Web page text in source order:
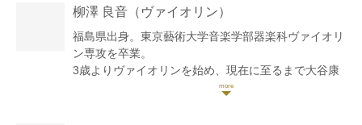
柳澤 良音 （ヴァイオリン）
福島県出身。東京藝術大学音楽学部器楽科ヴァイオリ
ン専攻を卒業。
3歳よりヴァイオリンを始め、現在に至るまで大谷康
子、廣岡克隆、草野美香各師に師事。主な受賞歴はセ